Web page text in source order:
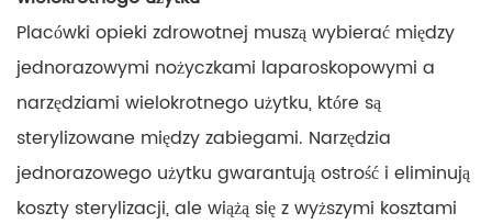
Placówki opieki zdrowotnej muszą wybierać między
jednorazowymi nożyczkami laparoskopowymi a
narzędziami wielokrotnego użytku, które są
sterylizowane między zabiegami. Narzędzia
jednorazowego użytku gwarantują ostrość i eliminują
koszty sterylizacji, ale wiążą się z wyższymi kosztami